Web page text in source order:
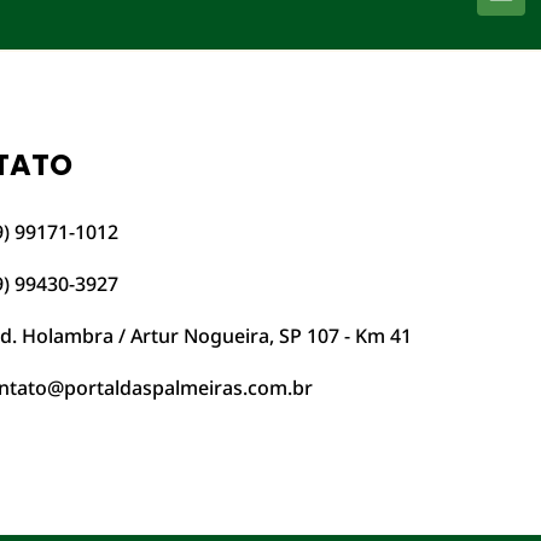
99171-1012
99430-3927
Holambra / Artur Nogueira, SP 107 - Km 41